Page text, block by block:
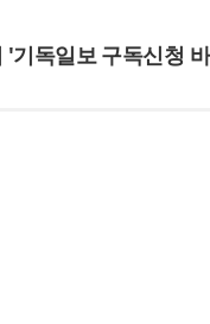
기독일보 구독신청